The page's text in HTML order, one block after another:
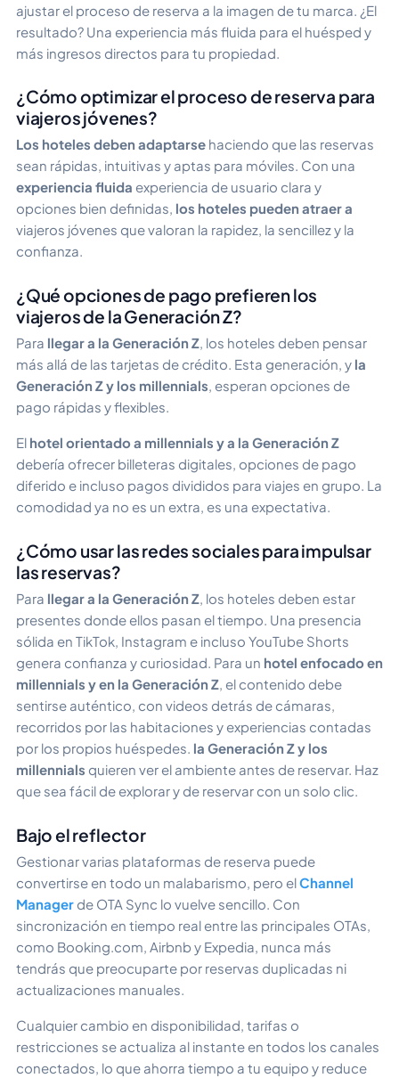
ajustar el proceso de reserva a la imagen de tu marca. ¿El
resultado? Una experiencia más fluida para el huésped y
más ingresos directos para tu propiedad.
¿Cómo optimizar el proceso de reserva para
viajeros jóvenes?
Los hoteles deben adaptarse haciendo que las reservas
sean rápidas, intuitivas y aptas para móviles. Con una
experiencia fluida experiencia de usuario clara y
opciones bien definidas, los hoteles pueden atraer a
viajeros jóvenes que valoran la rapidez, la sencillez y la
confianza.
¿Qué opciones de pago prefieren los
viajeros de la Generación Z?
Para llegar a la Generación Z, los hoteles deben pensar
más allá de las tarjetas de crédito. Esta generación, y la
Generación Z y los millennials, esperan opciones de
pago rápidas y flexibles.
El hotel orientado a millennials y a la Generación Z
debería ofrecer billeteras digitales, opciones de pago
diferido e incluso pagos divididos para viajes en grupo. La
comodidad ya no es un extra, es una expectativa.
¿Cómo usar las redes sociales para impulsar
las reservas?
Para llegar a la Generación Z, los hoteles deben estar
presentes donde ellos pasan el tiempo. Una presencia
sólida en TikTok, Instagram e incluso YouTube Shorts
genera confianza y curiosidad. Para un hotel enfocado en
millennials y en la Generación Z, el contenido debe
sentirse auténtico, con videos detrás de cámaras,
recorridos por las habitaciones y experiencias contadas
por los propios huéspedes. la Generación Z y los
millennials quieren ver el ambiente antes de reservar. Haz
que sea fácil de explorar y de reservar con un solo clic.
Bajo el reflector
Gestionar varias plataformas de reserva puede
convertirse en todo un malabarismo, pero elChannel
Manager de OTA Sync lo vuelve sencillo. Con
sincronización en tiempo real entre las principales OTAs,
como Booking.com, Airbnb y Expedia, nunca más
tendrás que preocuparte por reservas duplicadas ni
actualizaciones manuales.
Cualquier cambio en disponibilidad, tarifas o
restricciones se actualiza al instante en todos los canales
conectados, lo que ahorra tiempo a tu equipo y reduce